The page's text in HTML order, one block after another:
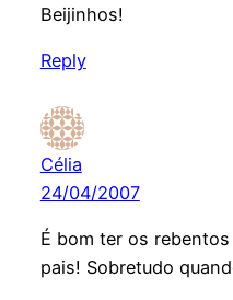
Beijinhos!
Reply
Célia
24/04/2007
É bom ter os
pais! Sobretudo